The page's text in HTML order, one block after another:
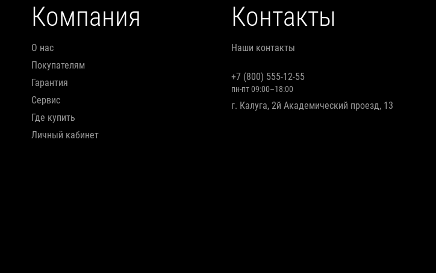
Компания
О нас
Покупателям
Гарантия
Сервис
Где купить
Личный кабинет
Контакты
Наши контакты
+7 (800) 555-12-55
пн-пт 09:00–18:00
г. Калуга, 2й Академический проезд, 13